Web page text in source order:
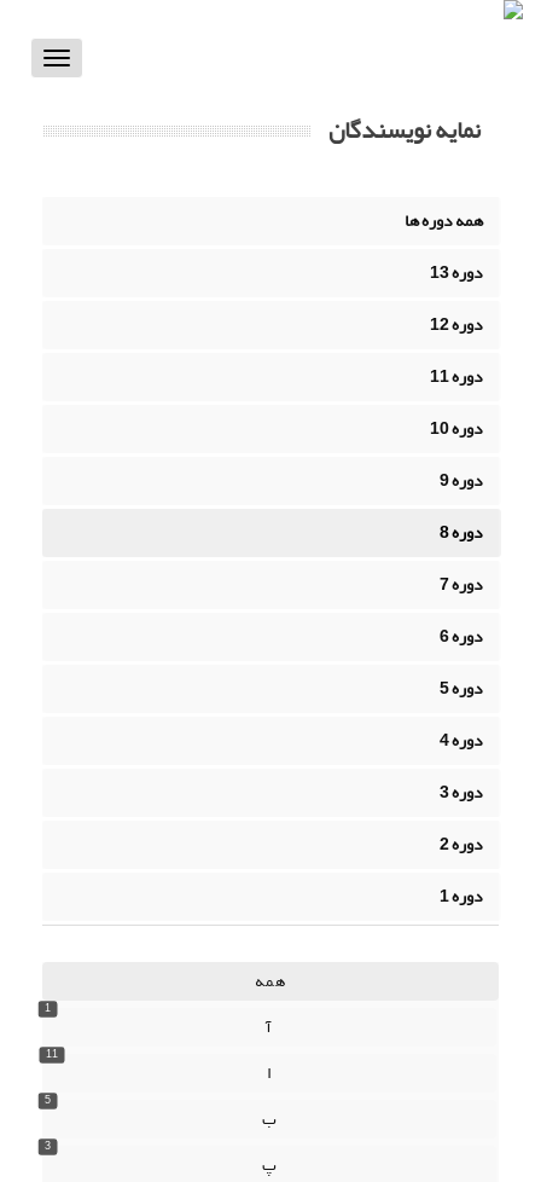
Toggle
نمایه نویسندگان
همه دوره ها
دوره 13
دوره 12
دوره 11
دوره 10
دوره 9
دوره 8
دوره 7
دوره 6
دوره 5
دوره 4
دوره 3
دوره 2
دوره 1
همه
1
آ
11
ا
5
ب
3
پ